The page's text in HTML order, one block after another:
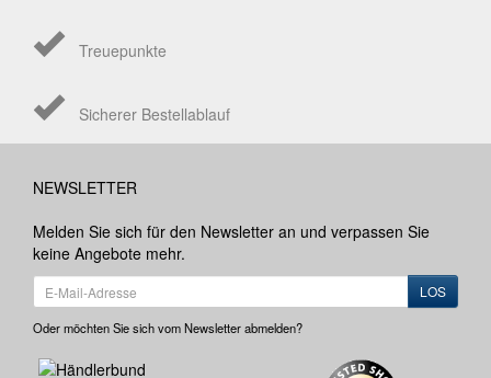
Treuepunkte
Sicherer Bestellablauf
NEWSLETTER
Melden Sie sich für den Newsletter an und verpassen Sie
keine Angebote mehr.
LOS
Oder möchten Sie sich vom Newsletter abmelden?